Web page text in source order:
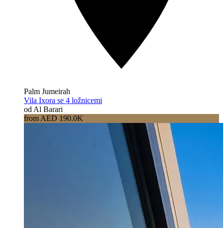
Palm Jumeirah
Vila Ixora se 4 ložnicemi
od Al Barari
from AED 190.0K